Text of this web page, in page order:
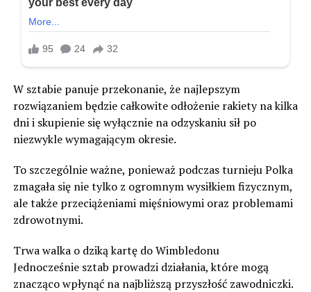
W sztabie panuje przekonanie, że najlepszym
rozwiązaniem będzie całkowite odłożenie rakiety na kilka
dni i skupienie się wyłącznie na odzyskaniu sił po
niezwykle wymagającym okresie.
To szczególnie ważne, ponieważ podczas turnieju Polka
zmagała się nie tylko z ogromnym wysiłkiem fizycznym,
ale także przeciążeniami mięśniowymi oraz problemami
zdrowotnymi.
Trwa walka o dziką kartę do Wimbledonu
Jednocześnie sztab prowadzi działania, które mogą
znacząco wpłynąć na najbliższą przyszłość zawodniczki.